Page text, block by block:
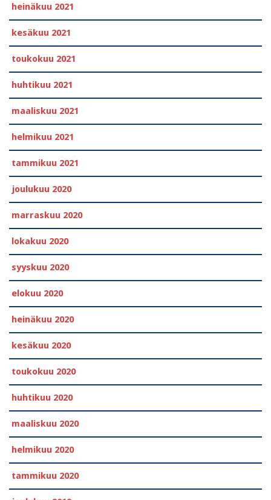
heinäkuu 2021
kesäkuu 2021
toukokuu 2021
huhtikuu 2021
maaliskuu 2021
helmikuu 2021
tammikuu 2021
joulukuu 2020
marraskuu 2020
lokakuu 2020
syyskuu 2020
elokuu 2020
heinäkuu 2020
kesäkuu 2020
toukokuu 2020
huhtikuu 2020
maaliskuu 2020
helmikuu 2020
tammikuu 2020